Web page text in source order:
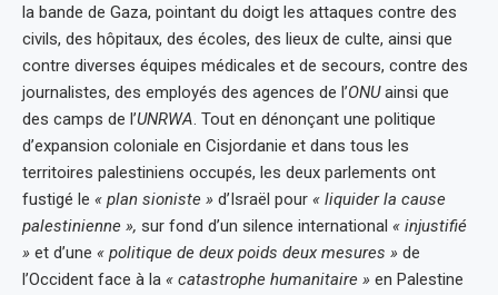
la bande de Gaza, pointant du doigt les attaques contre des
civils, des hôpitaux, des écoles, des lieux de culte, ainsi que
contre diverses équipes médicales et de secours, contre des
journalistes, des employés des agences de l’ONUainsi que
des camps de l’UNRWA. Tout en dénonçant une politique
d’expansion coloniale en Cisjordanie et dans tous les
territoires palestiniens occupés, les deux parlements ont
fustigé le « plan sioniste » d’Israël pour « liquider la cause
palestinienne », sur fond d’un silence international « injustifié
» et d’une « politique de deux poids deux mesures » de
l’Occident face à la « catastrophe humanitaire » en Palestine